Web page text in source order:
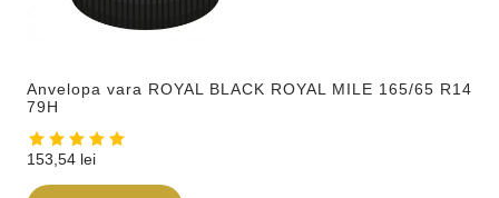
Anvelopa vara ROYAL BLACK ROYAL MILE 165/65 R14
79H
153,54 lei